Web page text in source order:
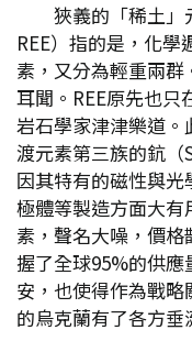
狹義的「稀土
REE）指的是，化
素，又分為輕重兩
耳聞。REE原先也只
岩石學家津津樂道
渡元素第三族的鈧
因其特有的磁性與
極體等製造方面大
素，聲名大噪，價
握了全球95%的供
安，也使得作為戰
的烏克蘭有了各方垂